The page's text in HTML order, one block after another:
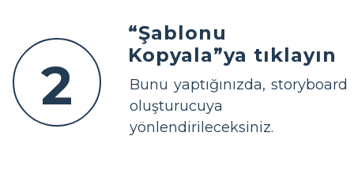
2
“Şablonu
Kopyala”ya tıklayın
Bunu yaptığınızda, storyboard
oluşturucuya
yönlendirileceksiniz.